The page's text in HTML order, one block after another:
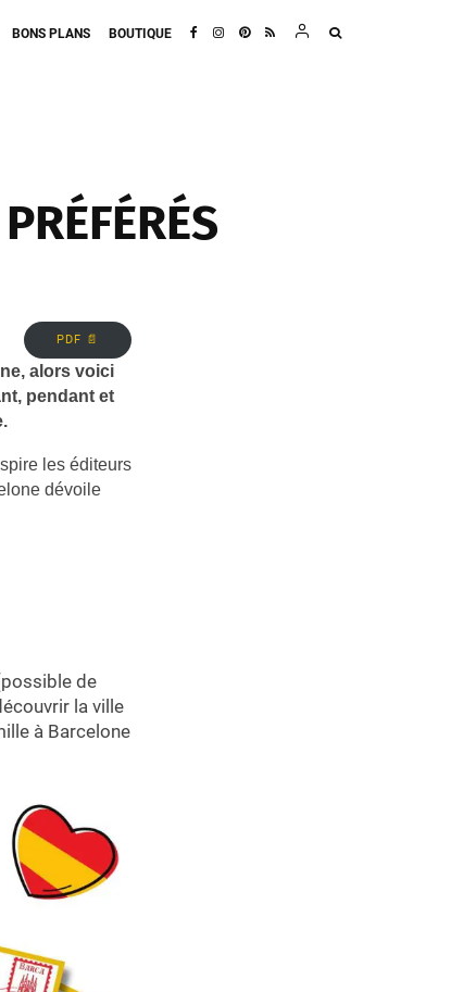
BONS PLANS BOUTIQUE
PDF 📄
alors voici
pendant et
les éditeurs
dévoile
de
la ville
à Barcelone